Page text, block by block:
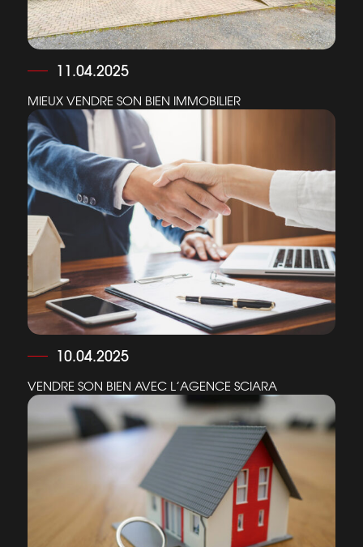
11.04.2025
MIEUX VENDRE SON BIEN IMMOBILIER
10.04.2025
VENDRE SON BIEN AVEC L’AGENCE SCIARA